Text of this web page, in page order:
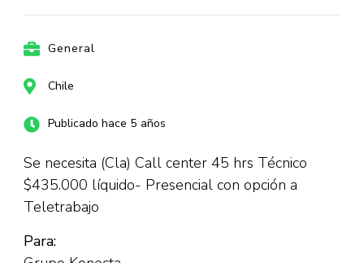
General
Chile
Publicado hace 5 años
Se necesita (Cla) Call center 45 hrs Técnico
$435.000 líquido- Presencial con opción a
Teletrabajo
Para: